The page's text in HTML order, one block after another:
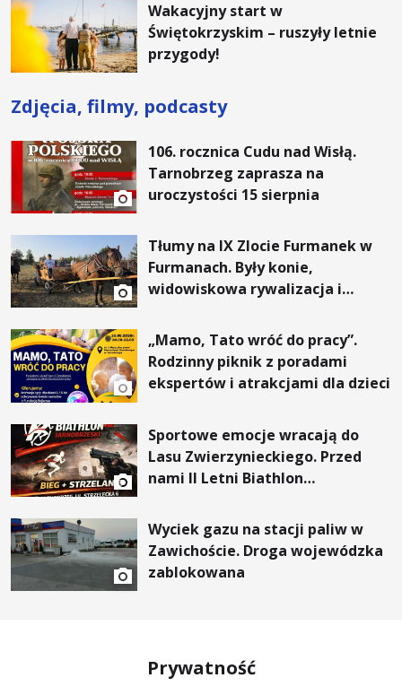
Wakacyjny start w
Świętokrzyskim – ruszyły letnie
przygody!
Zdjęcia, filmy, podcasty
106. rocznica Cudu nad Wisłą.
Tarnobrzeg zaprasza na
uroczystości 15 sierpnia
Tłumy na IX Zlocie Furmanek w
Furmanach. Były konie,
widowiskowa rywalizacja i
„Mamo, Tato wróć do pracy”.
Rodzinny piknik z poradami
ekspertów i atrakcjami dla dzieci
Sportowe emocje wracają do
Lasu Zwierzynieckiego. Przed
nami II Letni Biathlon
Wyciek gazu na stacji paliw w
Zawichoście. Droga wojewódzka
zablokowana
Prywatność